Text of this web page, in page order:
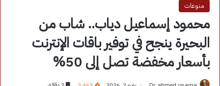
منوعات
محمود إسماعيل دياب.. شاب من
البحيرة ينجح في توفير باقات الإنترنت
بأسعار مخفضة تصل إلى 50%